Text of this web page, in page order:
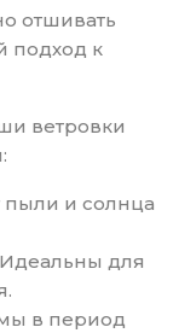
отшивать
подход к
ветровки
пыли и солнца
Идеальны для
в период